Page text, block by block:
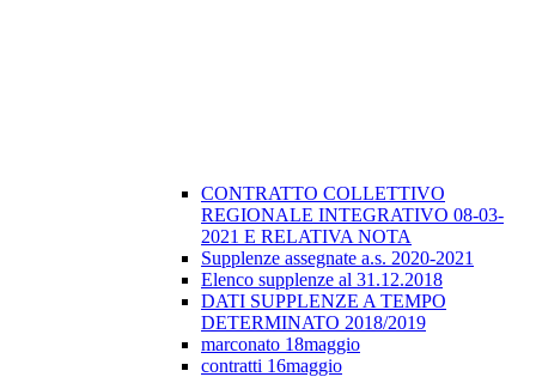
CONTRATTO COLLETTIVO
REGIONALE INTEGRATIVO 08-03-
2021 E RELATIVA NOTA
Supplenze assegnate a.s. 2020-2021
Elenco supplenze al 31.12.2018
DATI SUPPLENZE A TEMPO
DETERMINATO 2018/2019
marconato 18maggio
contratti 16maggio